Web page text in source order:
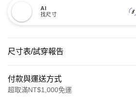
AI
找尺寸
尺寸表/試穿報告
付款與運送方式
超取滿NT$1,000免運